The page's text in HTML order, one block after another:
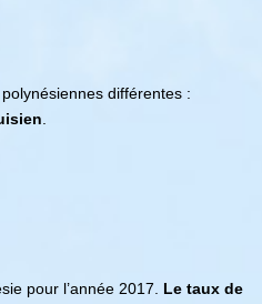
différentes :
.
pour l’année 2017. Le taux de